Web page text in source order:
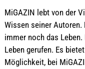
MiGAZIN lebt von der
Wissen seiner
immer noch das
Leben gerufen. Es
Möglichkeit, bei